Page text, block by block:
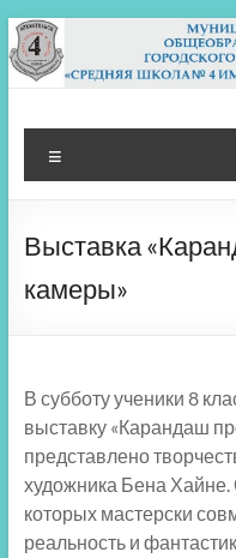
Перейти
к
содержимому
МБОУ СШ
Архангельск
Выставка
камеры»
В субботу ученики 8
выставку «Карандаш
представлено
художника Бена Хайне.
которых мастерски
реальность и